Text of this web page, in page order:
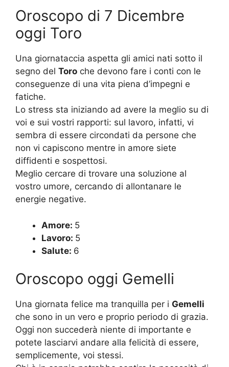
Oroscopo di 7 Dicembre
oggi Toro
Una giornataccia aspetta gli amici nati sotto il
segno del Toro che devono fare i conti con le
conseguenze di una vita piena d’impegni e
fatiche.
Lo stress sta iniziando ad avere la meglio su di
voi e sui vostri rapporti: sul lavoro, infatti, vi
sembra di essere circondati da persone che
non vi capiscono mentre in amore siete
diffidenti e sospettosi.
Meglio cercare di trovare una soluzione al
vostro umore, cercando di allontanare le
energie negative.
Amore: 5
Lavoro: 5
Salute: 6
Oroscopo oggi Gemelli
Una giornata felice ma tranquilla per i Gemelli
che sono in un vero e proprio periodo di grazia.
Oggi non succederà niente di importante e
potete lasciarvi andare alla felicità di essere,
semplicemente, voi stessi.